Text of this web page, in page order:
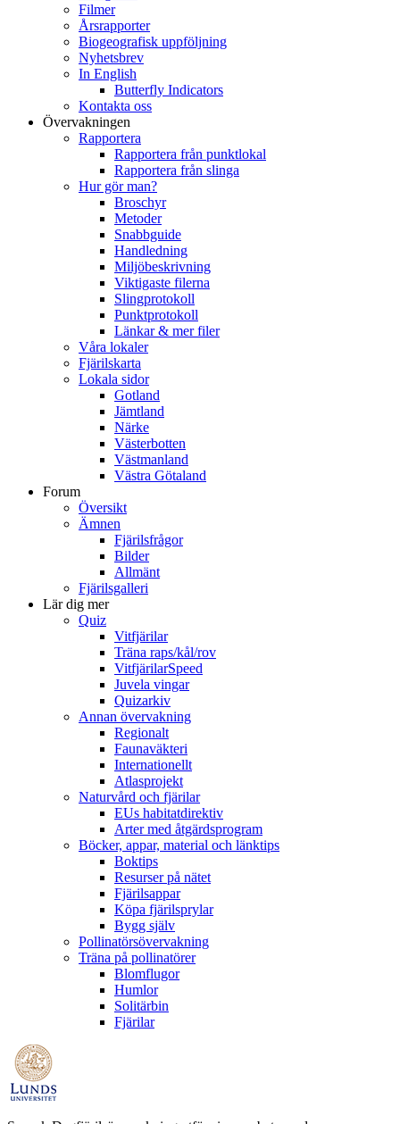
Filmer
Årsrapporter
Biogeografisk uppföljning
Nyhetsbrev
In English
Butterfly Indicators
Kontakta oss
Övervakningen
Rapportera
Rapportera från punktlokal
Rapportera från slinga
Hur gör man?
Broschyr
Metoder
Snabbguide
Handledning
Miljöbeskrivning
Viktigaste filerna
Slingprotokoll
Punktprotokoll
Länkar & mer filer
Våra lokaler
Fjärilskarta
Lokala sidor
Gotland
Jämtland
Närke
Västerbotten
Västmanland
Västra Götaland
Forum
Översikt
Ämnen
Fjärilsfrågor
Bilder
Allmänt
Fjärilsgalleri
Lär dig mer
Quiz
Vitfjärilar
Träna raps/kål/rov
VitfjärilarSpeed
Juvela vingar
Quizarkiv
Annan övervakning
Regionalt
Faunaväkteri
Internationellt
Atlasprojekt
Naturvård och fjärilar
EUs habitatdirektiv
Arter med åtgärdsprogram
Böcker, appar, material och länktips
Boktips
Resurser på nätet
Fjärilsappar
Köpa fjärilsprylar
Bygg själv
Pollinatörsövervakning
Träna på pollinatörer
Blomflugor
Humlor
Solitärbin
Fjärilar